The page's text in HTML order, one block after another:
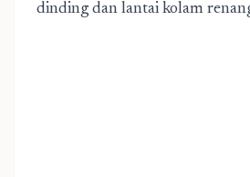
dinding dan lantai kolam